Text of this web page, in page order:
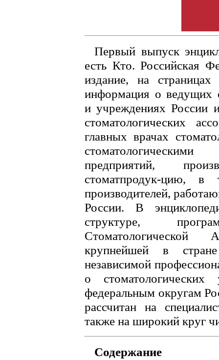
Первый выпуск
есть Кто. Российская
издание, на страницах
информация о ведущих
и учреждениях России
стоматологических
главных врачах
предприятий,
стоматпродук-цию,
производителей,
России. В
структуре,
крупнейшей в
независимой
о стоматологических
федеральным округам
рассчитан на
также на широкий круг
Содержание